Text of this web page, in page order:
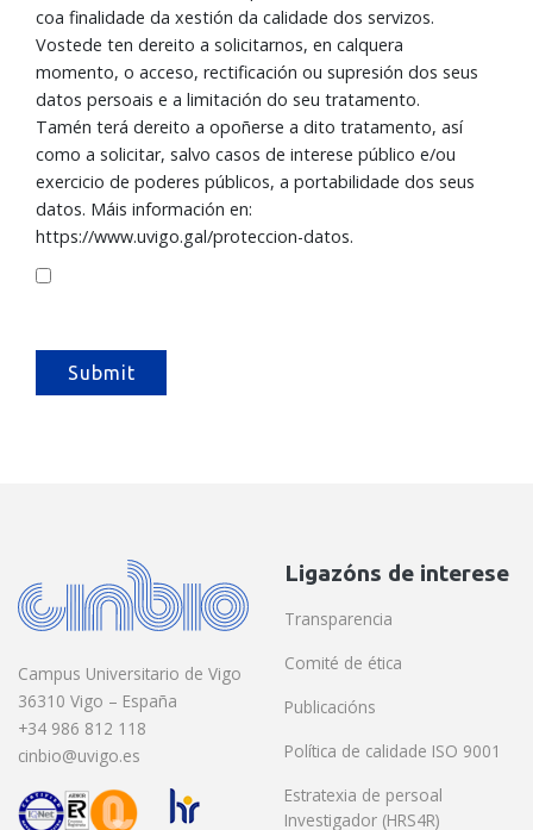
coa finalidade da xestión da calidade dos servizos.
Vostede ten dereito a solicitarnos, en calquera
momento, o acceso, rectificación ou supresión dos seus
datos persoais e a limitación do seu tratamento.
Tamén terá dereito a opoñerse a dito tratamento, así
como a solicitar, salvo casos de interese público e/ou
exercicio de poderes públicos, a portabilidade dos seus
datos. Máis información en:
https://www.uvigo.gal/proteccion-datos.
Campus Universitario de Vigo
36310 Vigo – España
+34 986 812 118
cinbio@uvigo.es
Ligazóns de interese
Transparencia
Comité de ética
Publicacións
Política de calidade ISO 9001
Estratexia de persoal
Investigador (HRS4R)